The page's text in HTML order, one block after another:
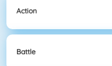
Action
Battle